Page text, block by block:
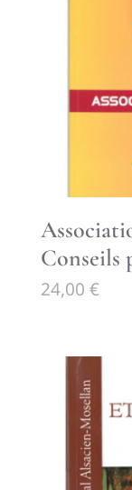
Conseils
24,00 €